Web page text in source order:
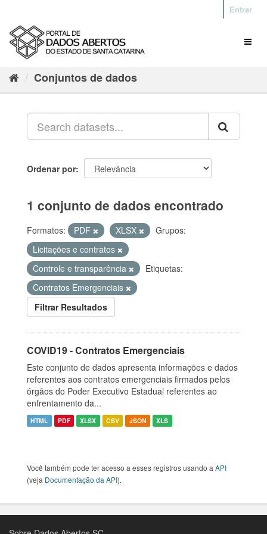
Entrar
Conjuntos de dados
Ordenar por
1 conjunto de dados encontrado
Formatos: PDF XLSX
Grupos:
Licitações e contratos
Controle e transparência
Etiquetas:
Contratos Emergenciais
Filtrar Resultados
COVID19 - Contratos Emergenciais
Este conjunto de dados apresenta informações e dados
referentes aos contratos emergenciais firmados pelos
órgãos do Poder Executivo Estadual referentes ao
enfrentamento da...
HTML PDF XLSX CSV JSON XLS
Você também pode ter acesso a esses registros usando a API
(veja Documentação da API).